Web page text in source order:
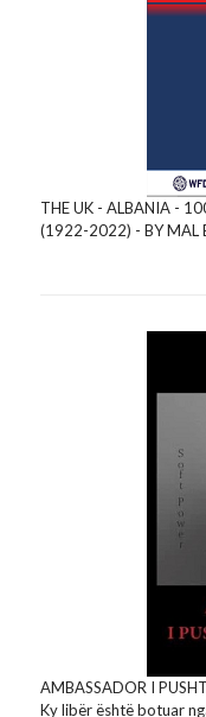
THE UK - ALBANIA -
(1922-2022) - BY MAL
AMBASSADOR I
Ky libër është botuar